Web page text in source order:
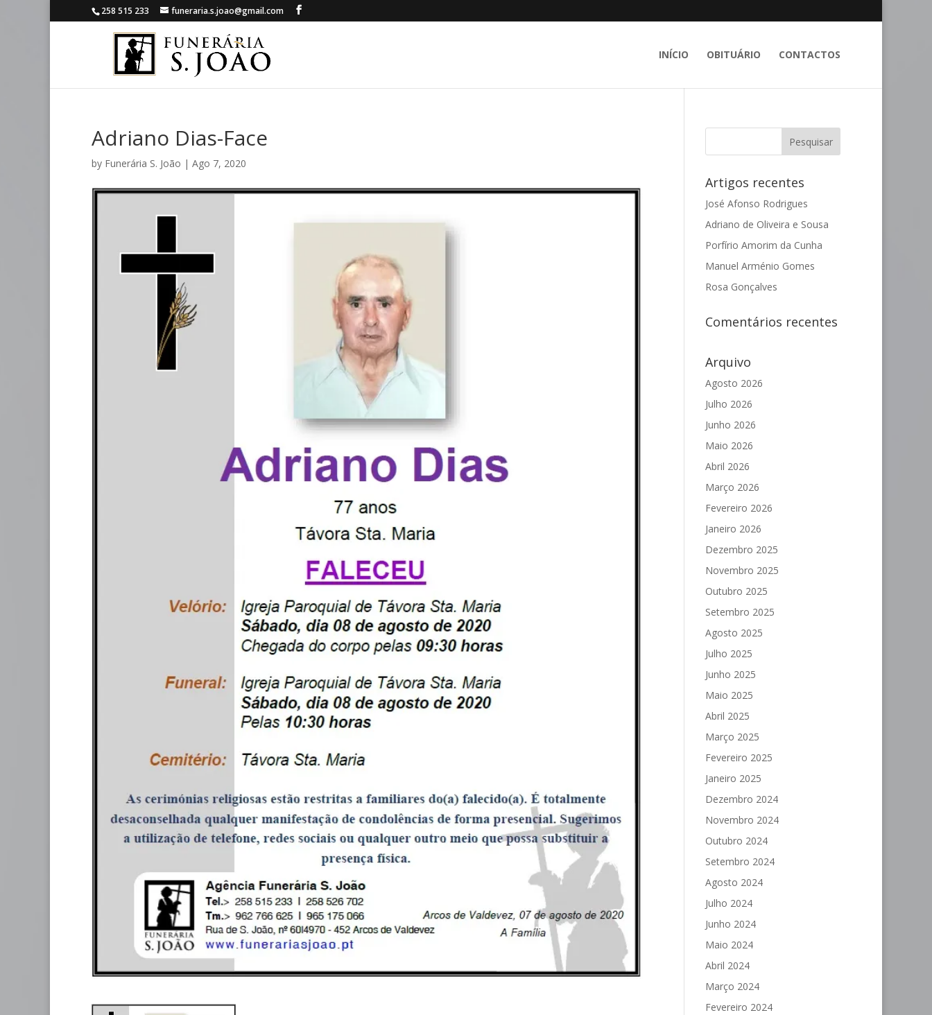
258 515 233 funeraria.s.joao@gmail.com
INÍCIO OBITUÁRIO CONTACTOS
Adriano Dias-Face
by Funerária S. João | Ago 7, 2020
Artigos recentes
José Afonso Rodrigues
Adriano de Oliveira e Sousa
Porfírio Amorim da Cunha
Manuel Arménio Gomes
Rosa Gonçalves
Comentários recentes
Arquivo
Agosto 2026
Julho 2026
Junho 2026
Maio 2026
Abril 2026
Março 2026
Fevereiro 2026
Janeiro 2026
Dezembro 2025
Novembro 2025
Outubro 2025
Setembro 2025
Agosto 2025
Julho 2025
Junho 2025
Maio 2025
Abril 2025
Março 2025
Fevereiro 2025
Janeiro 2025
Dezembro 2024
Novembro 2024
Outubro 2024
Setembro 2024
Agosto 2024
Julho 2024
Junho 2024
Maio 2024
Abril 2024
Março 2024
Fevereiro 2024